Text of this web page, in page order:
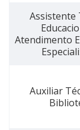
Assistente
Atendimento
Auxiliar